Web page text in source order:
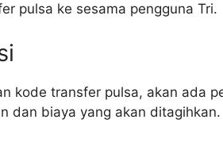
pulsa ke sesama pengguna Tri.
kode transfer pulsa, akan ada
dan biaya yang akan